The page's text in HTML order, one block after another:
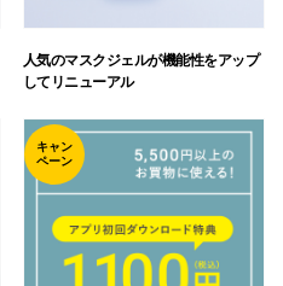
人気のマスクジェルが機能性をアップ
してリニューアル
キャン
ペーン